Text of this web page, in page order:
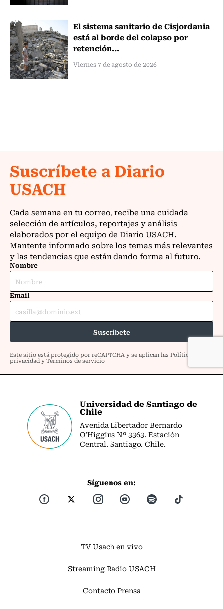
El sistema sanitario de Cisjordania
está al borde del colapso por
retención...
Viernes 7 de agosto de 2026
Universidad de Santiago de
Chile
Avenida Libertador Bernardo
O’Higgins Nº 3363. Estación
Central. Santiago. Chile.
Síguenos en:
TV Usach en vivo
Streaming Radio USACH
Contacto Prensa